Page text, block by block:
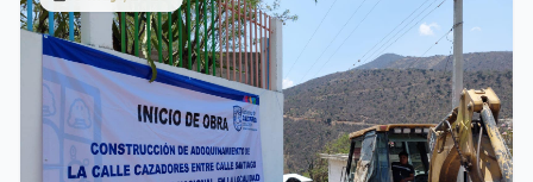
trabajando para brindar mejores condiciones de vida
a nuestra comunidad! #ObrasEnCaltepec
#MejorasParaTodos